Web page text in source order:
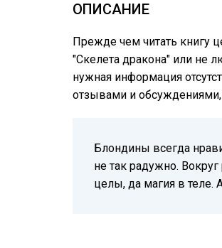
ОПИСАНИЕ
Прежде чем читать книгу
"Скелета дракона" или не
нужная информация
отзывами и обсуждениями,
Блондины всегда
не так радужно.
целы, да магия в теле.